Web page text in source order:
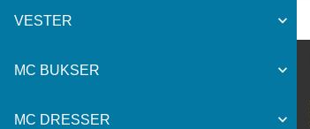
VESTER
MC BUKSER
MC DRESSER